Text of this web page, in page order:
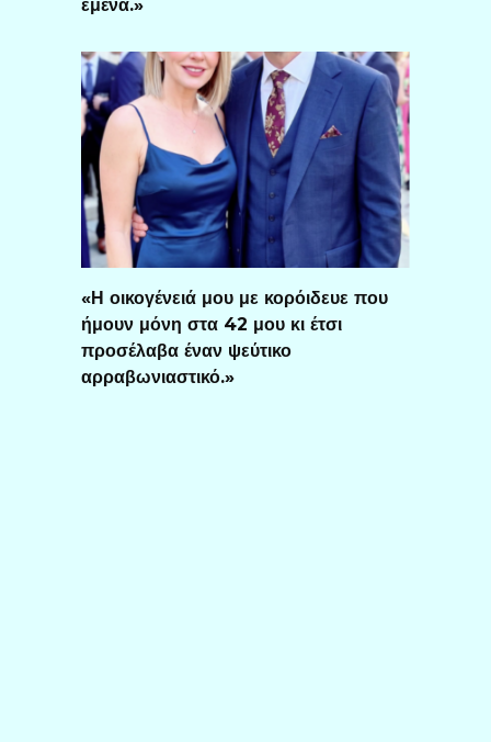
εμένα.»
«Η οικογένειά μου με κορόιδευε που
ήμουν μόνη στα 42 μου κι έτσι
προσέλαβα έναν ψεύτικο
αρραβωνιαστικό.»